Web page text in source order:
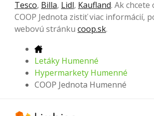
Tesco, Billa, Lidl, Kaufland. Ak chcete
COOP Jednota zistiť viac informácií,
webovú stránku coop.sk.
Letáky Humenné
Hypermarkety Humenné
COOP Jednota Humenné